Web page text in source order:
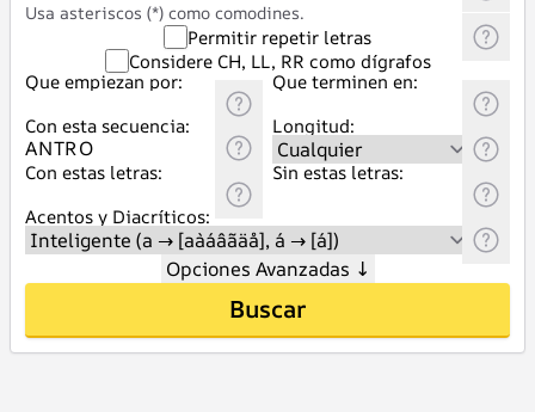
Usa asteriscos (*) como comodines.
Permitir repetir letras
Considere CH, LL, RR como dígrafos
Que empiezan por:
Que terminen en:
Con esta secuencia:
Longitud:
Con estas letras:
Sin estas letras:
Acentos y Diacríticos:
Opciones Avanzadas ↓
Buscar